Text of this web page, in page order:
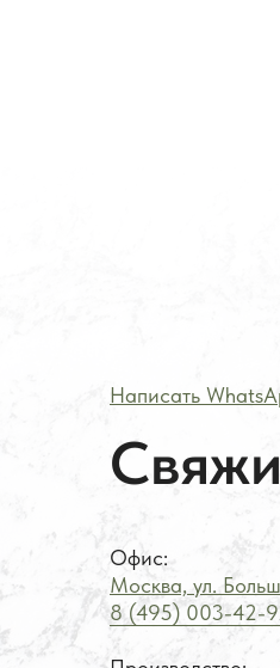
Написать
Офис:
Москва, ул.
8 (495) 003-42-